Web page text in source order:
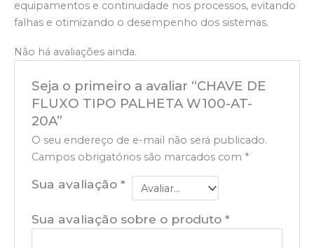
equipamentos e continuidade nos processos, evitando
falhas e otimizando o desempenho dos sistemas.
Não há avaliações ainda.
Seja o primeiro a avaliar “CHAVE DE
FLUXO TIPO PALHETA W100-AT-
20A”
O seu endereço de e-mail não será publicado.
Campos obrigatórios são marcados com *
Sua avaliação*
Sua avaliação sobre o produto*